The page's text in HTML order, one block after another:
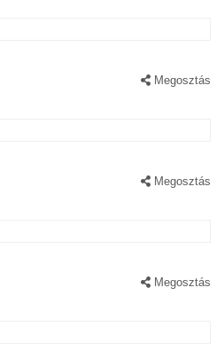
Megosztás
Megosztás
Megosztás